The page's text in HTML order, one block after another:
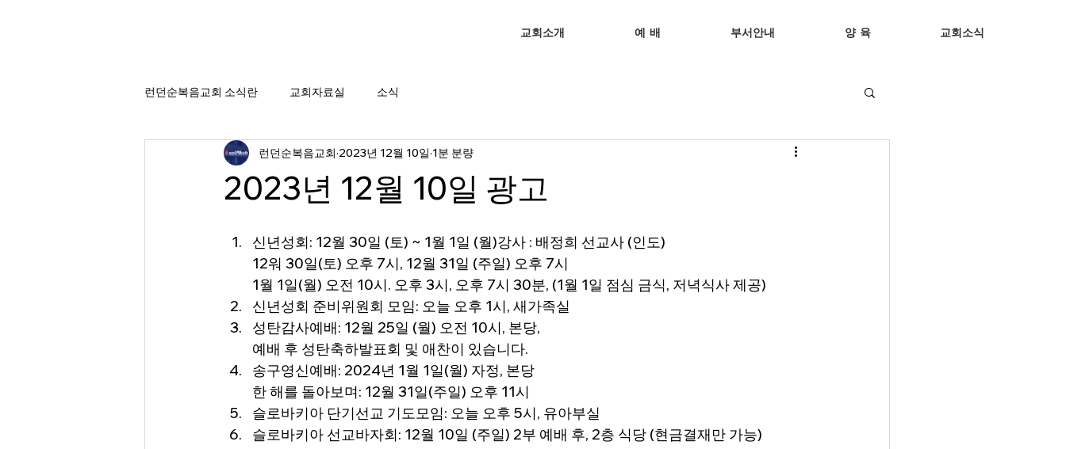
교회소개 예 배 부서안내 양 육 교회소식
런던순복음교회 소식란 교회자료실 소식
2023년 12월 10일 광고
런던순복음교회 2023년 12월 10일 1분 분량
신년성회: 12월 30일 (토) ~ 1월 1일 (월)강사 : 배정희 선교사 (인도)
12워 30일(토) 오후 7시, 12월 31일 (주일) 오후 7시
1월 1일(월) 오전 10시. 오후 3시, 오후 7시 30분, (1월 1일 점심 금식, 저녁식사 제공)
신년성회 준비위원회 모임: 오늘 오후 1시, 새가족실
성탄감사예배: 12월 25일 (월) 오전 10시, 본당,
예배 후 성탄축하발표회 및 애찬이 있습니다.
송구영신예배: 2024년 1월 1일(월) 자정, 본당
한 해를 돌아보며: 12월 31일(주일) 오후 11시
슬로바키아 단기선교 기도모임: 오늘 오후 5시, 유아부실
슬로바키아 선교바자회: 12월 10일 (주일) 2부 예배 후, 2층 식당 (현금결재만 가능)